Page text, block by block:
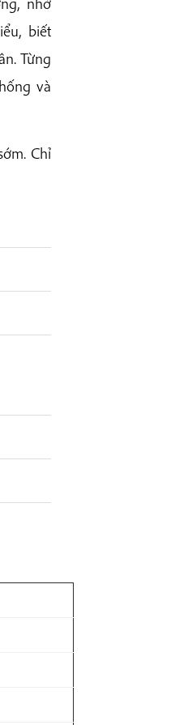
biết
Từng
và
Chỉ